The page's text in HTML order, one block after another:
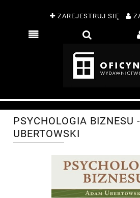
ZAREJESTRUJ SIĘ
PSYCHOLOGIA BIZNESU
UBERTOWSKI